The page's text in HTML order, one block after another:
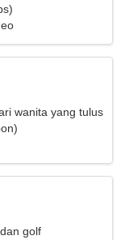
wanita yang tulus
golf